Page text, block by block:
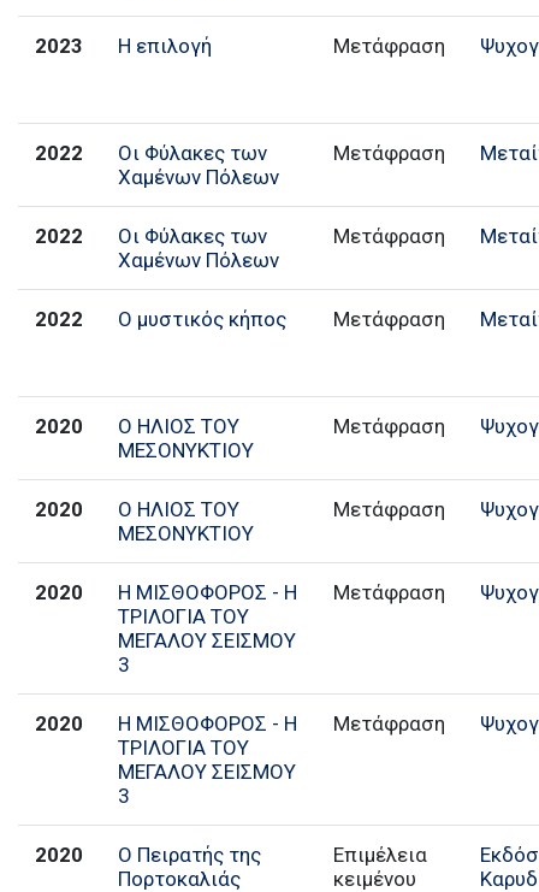
2023 Η επιλογή Μετάφραση
2022
Οι Φύλακες των
Χαμένων Πόλεων
Μετάφραση
2022
Οι Φύλακες των
Χαμένων Πόλεων
Μετάφραση
2022 Ο μυστικός κήπος Μετάφραση
2020
Ο ΗΛΙΟΣ ΤΟΥ
ΜΕΣΟΝΥΚΤΙΟΥ
Μετάφραση
2020
Ο ΗΛΙΟΣ ΤΟΥ
ΜΕΣΟΝΥΚΤΙΟΥ
Μετάφραση
2020
Η ΜΙΣΘΟΦΟΡΟΣ - Η
ΤΡΙΛΟΓΙΑ ΤΟΥ
ΜΕΓΑΛΟΥ ΣΕΙΣΜΟΥ
3
Μετάφραση
2020
Η ΜΙΣΘΟΦΟΡΟΣ - Η
ΤΡΙΛΟΓΙΑ ΤΟΥ
ΜΕΓΑΛΟΥ ΣΕΙΣΜΟΥ
3
Μετάφραση
2020
Ο Πειρατής της
Πορτοκαλιάς
Επιμέλεια
κειμένου